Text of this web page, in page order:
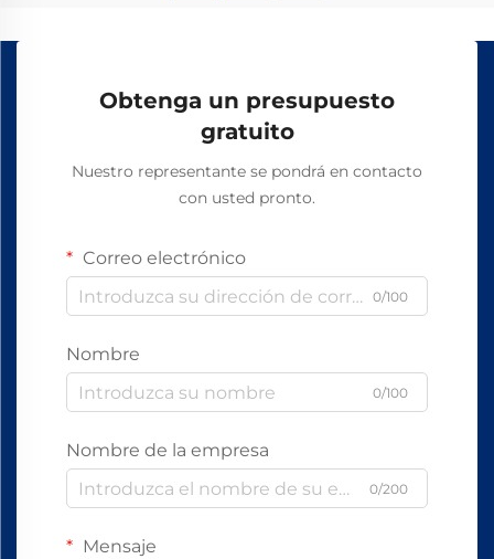
Obtenga un presupuesto
gratuito
Nuestro representante se pondrá en contacto
con usted pronto.
Correo electrónico
0/100
Nombre
0/100
Nombre de la empresa
0/200
Mensaje